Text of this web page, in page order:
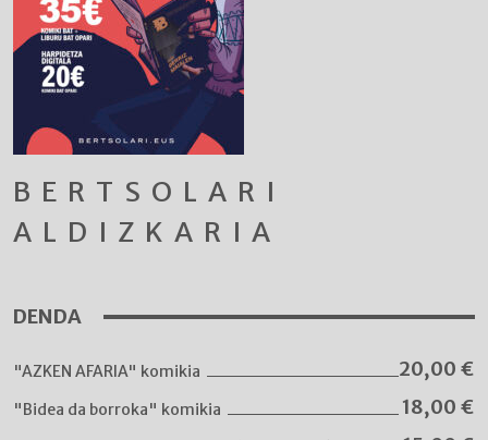
BERTSOLARI
ALDIZKARIA
DENDA
"AZKEN AFARIA" komikia 20,00 €
"Bidea da borroka" komikia 18,00 €